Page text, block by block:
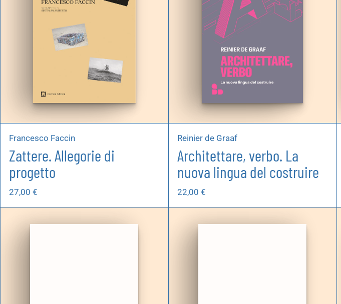
Francesco Faccin
Zattere. Allegorie di
progetto
27,00 €
Reinier de Graaf
Architettare, verbo. La
nuova lingua del costruire
22,00 €